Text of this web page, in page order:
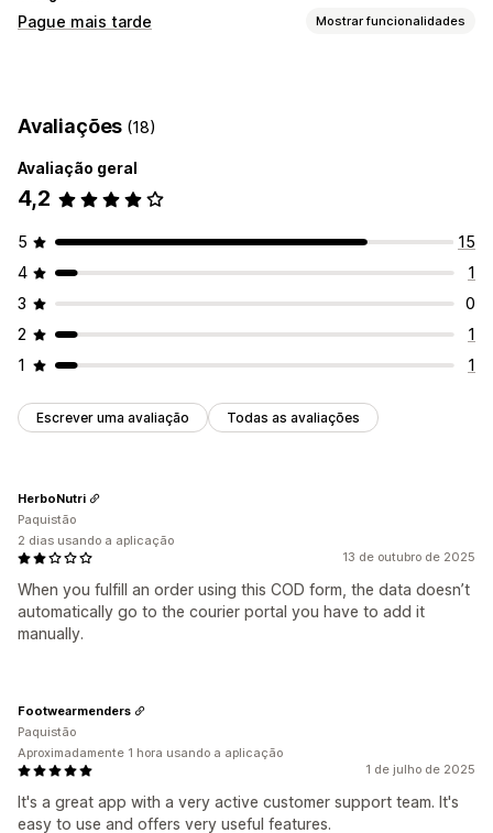
Pague mais tarde Mostrar funcionalidades
Personalização de formulários
Editor de arrastar e largar
Tipo de letra e cor
Validação de endereços
Conversão e venda superior
Encomenda com um clique
Avaliações (18)
Avaliação geral
4,2
5
15
4
1
3
0
2
1
1
1
Escrever uma avaliação Todas as avaliações
13 de outubro de 2025
When you fulfill an order using this COD form, the data doesn’t
automatically go to the courier portal you have to add it
manually.
HerboNutri
Paquistão
2 dias usando a aplicação
1 de julho de 2025
It's a great app with a very active customer support team. It's
easy to use and offers very useful features.
Footwearmenders
Paquistão
Aproximadamente 1 hora usando a aplicação